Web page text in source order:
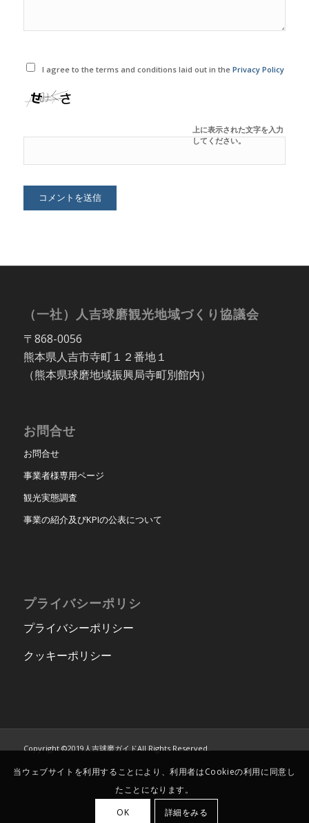
I agree to the terms and conditions laid out in thePrivacy Policy
上に表示された文字を入力
してください。
（一社）人吉球磨観光地域づくり協議会
〒868-0056
熊本県人吉市寺町１２番地１
（熊本県球磨地域振興局寺町別館内）
お問合せ
お問合せ
事業者様専用ページ
観光実態調査
事業の紹介及びKPIの公表について
プライバシーポリシ
プライバシーポリシー
クッキーポリシー
Copyright ©2019人吉球磨ガイドAll Rights Reserved.
当ウェブサイトを利用することにより、利用者はCookieの利用に同意し
たことになります。
OK
詳細をみる